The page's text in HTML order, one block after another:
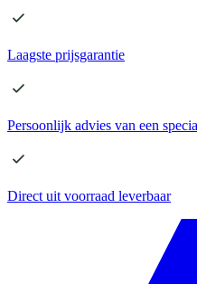
Laagste prijsgarantie
Persoonlijk advies van een
Direct uit voorraad leverbaar